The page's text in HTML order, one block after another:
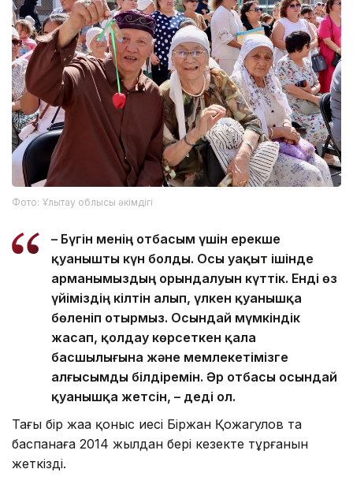
Фото: Ұлытау облысы әкімдігі
– Бүгін менің отбасым үшін ерекше
қуанышты күн болды. Осы уақыт ішінде
арманымыздың орындалуын күттік. Енді өз
үйіміздің кілтін алып, үлкен қуанышқа
бөленіп отырмыз. Осындай мүмкіндік
жасап, қолдау көрсеткен қала
басшылығына және мемлекетімізге
алғысымды білдіремін. Әр отбасы осындай
қуанышқа жетсін, – деді ол.
Тағы бір жаңа қоныс иесі Біржан Қожагулов та
баспанаға 2014 жылдан бері кезекте тұрғанын
жеткізді.